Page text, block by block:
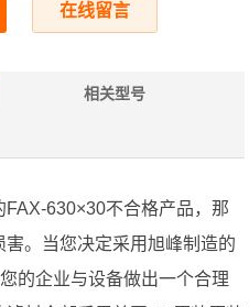
在线留言
相关型号
630×30不合格产品，那
。当您决定采用旭峰制造的
的企业与设备做出一个合理